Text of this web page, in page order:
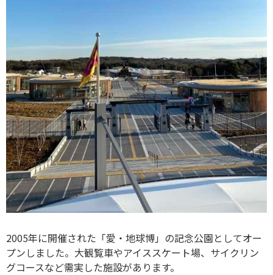
2005年に開催された「愛・地球博」の記念公園としてオー
プンしました。大観覧車やアイススケート場、サイクリン
グコースなど需実した施設があります。